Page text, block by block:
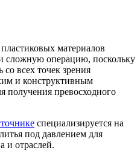
материалов
сложную операцию, поскольку
со всех точек зрения
и конструктивным
получения превосходного
специализируется на
под давлением для
и отраслей.